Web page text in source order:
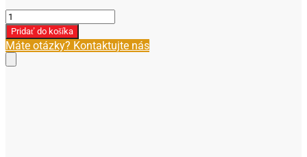
množstvo
Krémový
ornát
Sv.
Ján
Pridať do košíka
Máte otázky? Kontaktujte nás